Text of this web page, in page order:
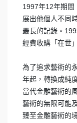
1997年12年期間
展出他個人不同
最長的記錄。
經費收購「在世
為了追求藝術的
年起，轉換成純
當代金雕藝術的
藝術的無限可能
臻至金雕藝術的